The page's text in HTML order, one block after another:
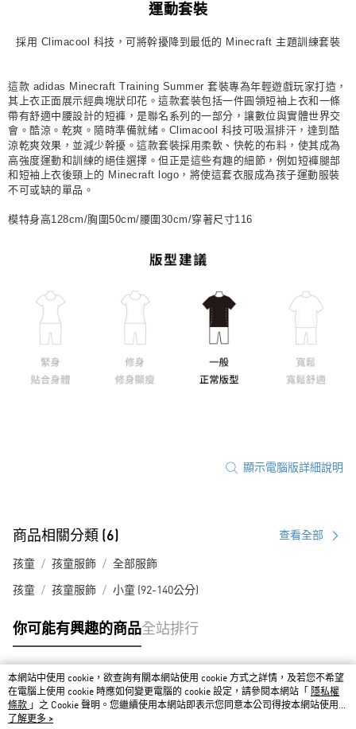
每筆NT$80，滿NT$1,500(含以上)免運費
付款後門市自取
每筆NT$80，滿NT$1,500(含以上)免運費
運動套裝
採用 Climacool 科技，可將幹擾降到最低的 Minecraft 主題訓練套裝
這款 adidas Minecraft Training Summer 套裝專為年輕遊戲玩家打造，
其上衣正面展示經典塊狀印花。這款套裝包括一件圓領短袖上衣和一條
帶有舒適中腰設計的短褲，是聯名系列的一部分，讓數位與實體世界交
會。酷涼。乾爽。隨時準備就緒。Climacool 科技可吸濕排汗，達到酷
涼乾爽效果，並減少幹擾。這款套裝採用柔軟、快乾的布料，使其成為
高強度運動和訓練的絕佳選擇。但正是這些有趣的細節，例如短褲腿部
和短袖上衣後頸上的 Minecraft logo，將使這套衣服成為孩子運動服裝
不可或缺的單品。
模特身高128cm/胸圍50cm/腰圍30cm/穿著尺寸116
顯示電腦版詳細說明
商品相關分類 (6) 查看全部
孩童 孩童服飾 全部服飾
孩童 孩童服飾 小童 (92-140公分)
你可能有興趣的商品全站排行
熱門標籤
本網站中使用 cookie，欲查詢有關本網站使用 cookie 方式之詳情，及若您不希望
在電腦上使用 cookie 時應如何變更電腦的 cookie 設定，請參閱本網站「
隱私權
條款 」之 Cookie 聲明。您繼續使用本網站即表示您同意本公司得按本網站使用條
款之 Cookie 聲明使用 cookie。
了解更多 >